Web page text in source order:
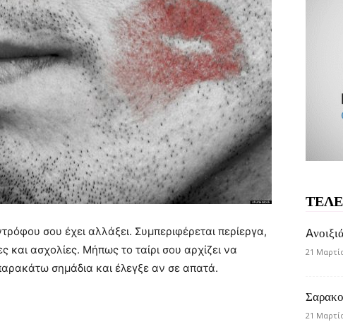
σου έχει αλλάξει. Συμπεριφέρεται περίεργα,
και ασχολίες. Μήπως το ταίρι σου αρχίζει να
σημάδια και έλεγξε αν σε απατά.
21
21